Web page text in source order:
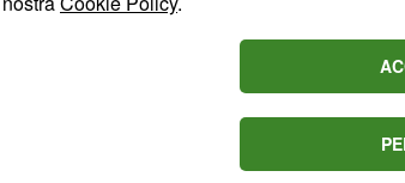
Nicolò Zaniolo.